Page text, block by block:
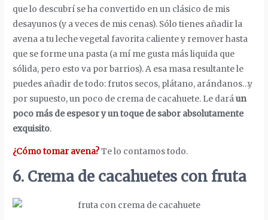
que lo descubrí se ha convertido en un clásico de mis
desayunos (y a veces de mis cenas). Sólo tienes añadir la
avena a tu leche vegetal favorita caliente y remover hasta
que se forme una pasta (a mí me gusta más liquida que
sólida, pero esto va por barrios). A esa masa resultante le
puedes añadir de todo: frutos secos, plátano, arándanos…y
por supuesto, un poco de crema de cacahuete. Le daráun
poco más de espesor y un toque de sabor absolutamente
exquisito.
¿Cómo tomar avena?Te lo contamos todo.
6. Crema de cacahuetes con fruta